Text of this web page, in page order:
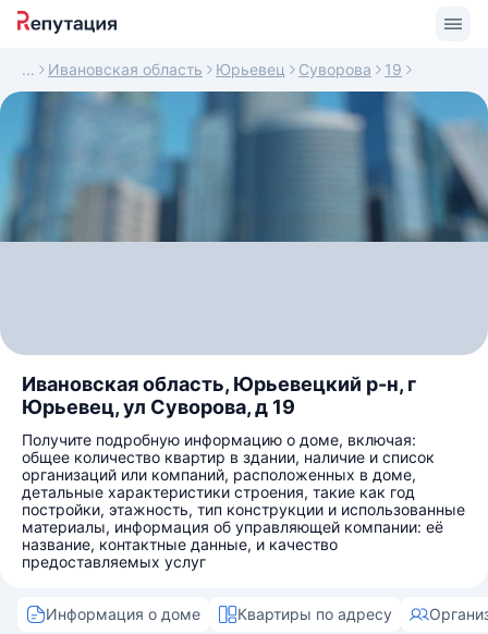
Ивановская область Юрьевец Суворова 19
Ивановская область, Юрьевецкий р-н, г
Юрьевец, ул Суворова, д 19
Получите подробную информацию о доме, включая:
общее количество квартир в здании, наличие и список
организаций или компаний, расположенных в доме,
детальные характеристики строения, такие как год
постройки, этажность, тип конструкции и использованные
материалы, информация об управляющей компании: её
название, контактные данные, и качество
предоставляемых услуг
Информация о доме Квартиры по адресу